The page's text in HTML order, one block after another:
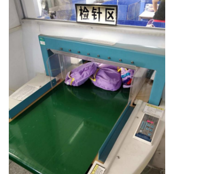
BERITA
PERMINTAAN
PENAWARAN
SITEMAP
PRIVACY
POLICY